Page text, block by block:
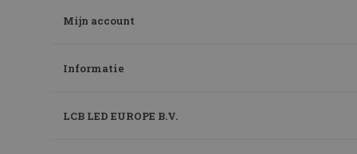
Mijn account
Informatie
LCB LED EUROPE B.V.